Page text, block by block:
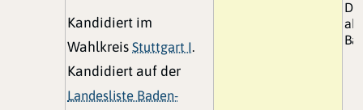
Kandidiert im
Wahlkreis Stuttgart I.
Kandidiert auf der
Landesliste Baden-